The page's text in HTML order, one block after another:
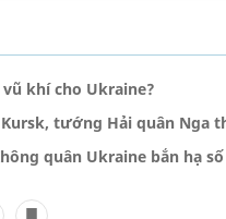
khí cho Ukraine?
tướng Hải quân Nga
quân Ukraine bắn hạ